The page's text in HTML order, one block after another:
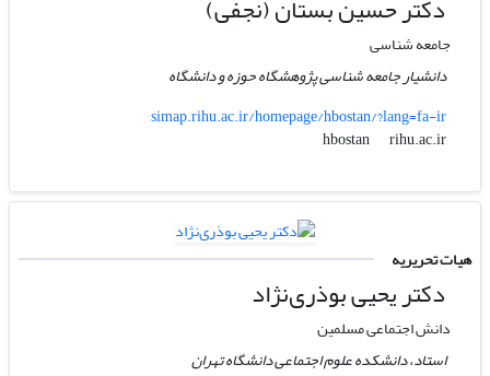
دکتر حسین بستان (نجفی)
جامعه شناسی
دانشیار جامعه شناسی پژوهشگاه حوزه و دانشگاه
simap.rihu.ac.ir/homepage/hbostan/?lang=fa-ir
hbostan
rihu.ac.ir
هیات تحریریه
دکتر یحیی بوذری‌نژاد
دانش اجتماعی مسلمین
استاد، دانشکده علوم اجتماعی دانشگاه تهران